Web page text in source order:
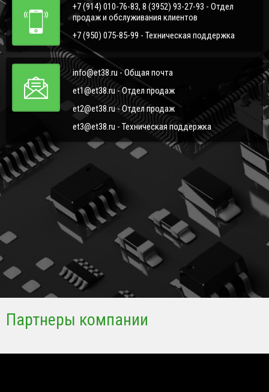
+7 (914) 010-76-83, 8 (3952) 93-27-93 - Отдел
продаж и обслуживания клиентов
+7 (950) 075-85-99 - Техническая поддержка
info@et38.ru - Общая почта
et1@et38.ru - Отдел продаж
et2@et38.ru - Отдел продаж
et3@et38.ru - Техническая поддержка
Партнеры компании